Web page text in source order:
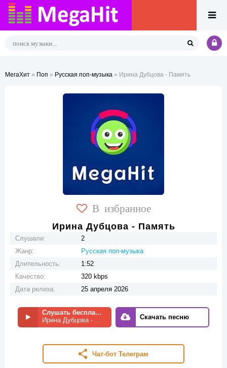
МегаХит » Поп » Русская поп-музыка » Ирина Дубцова - Память
В избранное
Ирина Дубцова - Память
Слушали:
2
Жанр:
Русская поп-музыка
Длительность:
1:52
Качество:
320 kbps
Дата релиза:
25 апреля 2026
Слушать бесплатно
Ирина Дубцова - Память
Скачать песню
Чат-бот Телеграм